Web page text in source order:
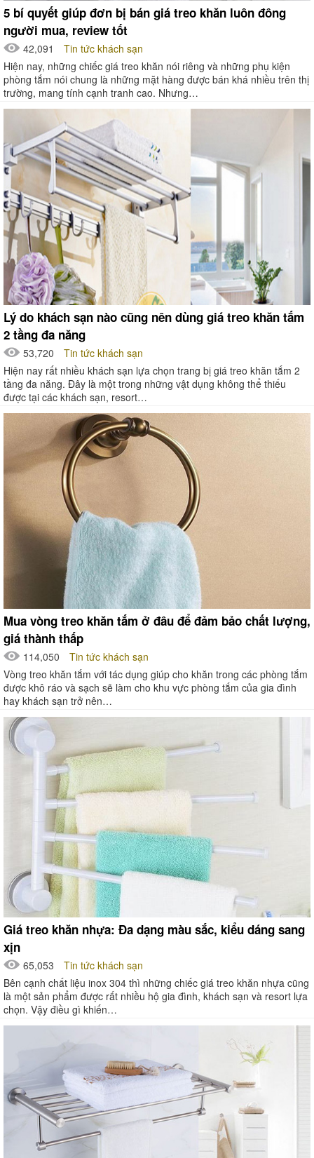
5 bí quyết giúp đơn bị bán giá treo khăn luôn đông
người mua, review tốt
42,091
Tin tức khách sạn
Hiện nay, những chiếc giá treo khăn nói riêng và những phụ kiện
phòng tắm nói chung là những mặt hàng được bán khá nhiều trên thị
trường, mang tính cạnh tranh cao. Nhưng…
Lý do khách sạn nào cũng nên dùng giá treo khăn tắm
2 tầng đa năng
53,720
Tin tức khách sạn
Hiện nay rất nhiều khách sạn lựa chọn trang bị giá treo khăn tắm 2
tầng đa năng. Đây là một trong những vật dụng không thể thiếu
được tại các khách sạn, resort…
Mua vòng treo khăn tắm ở đâu để đảm bảo chất lượng,
giá thành thấp
114,050
Tin tức khách sạn
Vòng treo khăn tắm với tác dụng giúp cho khăn trong các phòng tắm
được khô ráo và sạch sẽ làm cho khu vực phòng tắm của gia đình
hay khách sạn trở nên…
Giá treo khăn nhựa: Đa dạng màu sắc, kiểu dáng sang
xịn
65,053
Tin tức khách sạn
Bên cạnh chất liệu inox 304 thì những chiếc giá treo khăn nhựa cũng
là một sản phẩm được rất nhiều hộ gia đình, khách sạn và resort lựa
chọn. Vậy điều gì khiến…